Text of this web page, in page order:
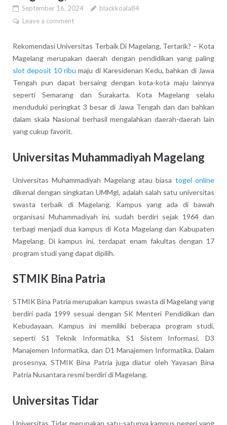
September 16, 2024
blackkoala84
Leave a comment
Rekomendasi Universitas Terbaik Di Magelang, Tertarik? – Kota
Magelang merupakan daerah dengan pendidikan yang paling
slot deposit 10 ribu maju di Karesidenan Kedu, bahkan di Jawa
Tengah pun dapat bersaing dengan kota-kota maju lainnya
seperti Semarang dan Surakarta. Kota Magelang selalu
menduduki peringkat 3 besar di Jawa Tengah dan dan bahkan
dalam skala Nasional berhasil mengalahkan daerah-daerah lain
yang cukup favorit.
Universitas Muhammadiyah Magelang
Universitas Muhammadiyah Magelang atau biasa togel online
dikenal dengan singkatan UMMgl, adalah salah satu universitas
swasta terbaik di Magelang. Kampus yang ada di bawah
organisasi Muhammadiyah ini, sudah berdiri sejak 1964 dan
terbagi menjadi dua kampus di Kota Magelang dan Kabupaten
Magelang. Di kampus ini, terdapat enam fakultas dengan 17
program studi yang dapat dipilih.
STMIK Bina Patria
STMIK Bina Patria merupakan kampus swasta di Magelang yang
berdiri pada 1999 sesuai dengan SK Menteri Pendidikan dan
Kebudayaan. Kampus ini memiliki beberapa program studi,
seperti S1 Teknik Informatika, S1 Sistem Informasi, D3
Manajemen Informatika, dan D1 Manajemen Informatika. Dalam
prosesnya, STMIK Bina Patria juga diatur oleh Yayasan Bina
Patria Nusantara resmi berdiri di Magelang.
Universitas Tidar
Universitas Tidar merupakan satu-satunya kampus negeri yang